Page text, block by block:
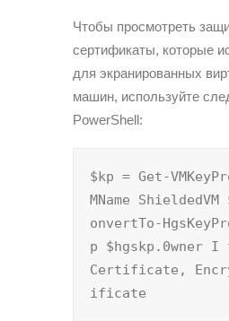
Чтобы просмотреть
сертификаты, которые
для экранированных
машин, используйте
PowerShell:
$kp = Get-
MName
onvertTo-
p $hgskp.0wner
Certificate,
ificate